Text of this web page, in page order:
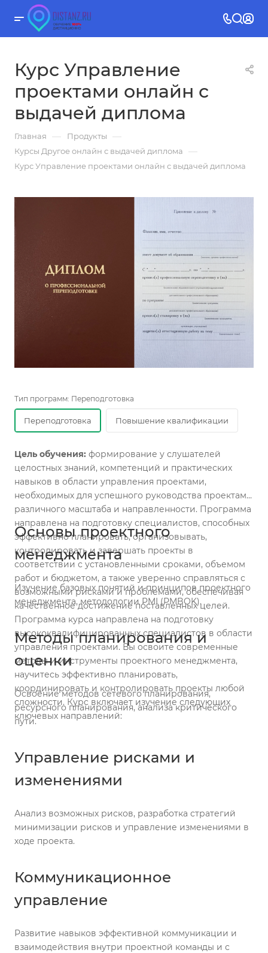
Курс Управление
проектами онлайн с
выдачей диплома
Главная — Продукты —
Курсы Другое онлайн с выдачей диплома —
Курс Управление проектами онлайн с выдачей диплома
Тип программ: Переподготовка
Переподготовка Повышение квалификации
Цель обучения: формирование у слушателей
целостных знаний, компетенций и практических
навыков в области управления проектами,
необходимых для успешного руководства проектами
различного масштаба и направленности. Программа
направлена на подготовку специалистов, способных
эффективно планировать, организовывать,
контролировать и завершать проекты в
соответствии с установленными сроками, объемом
работ и бюджетом, а также уверенно справляться с
возможными рисками и проблемами, обеспечивая
качественное достижение поставленных целей.
Программа курса направлена на подготовку
высококвалифицированных специалистов в области
управления проектами. Вы освоите современные
методы и инструменты проектного менеджмента,
научитесь эффективно планировать,
координировать и контролировать проекты любой
сложности. Курс включает изучение следующих
ключевых направлений:
Основы проектного
менеджмента
Изучение базовых понятий и принципов проектного
менеджмента, методологии PMI (PMBOK).
Методы планирования и
оценки
Освоение методов сетевого планирования,
ресурсного планирования, анализа критического
пути.
Управление рисками и
изменениями
Анализ возможных рисков, разработка стратегий
минимизации рисков и управление изменениями в
ходе проекта.
Коммуникационное
управление
Развитие навыков эффективной коммуникации и
взаимодействия внутри проектной команды и с